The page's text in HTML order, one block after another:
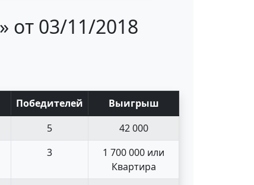
03/11/2018
Победителей
Выигрыш
5
42 000
3
1 700 000 или
Квартира